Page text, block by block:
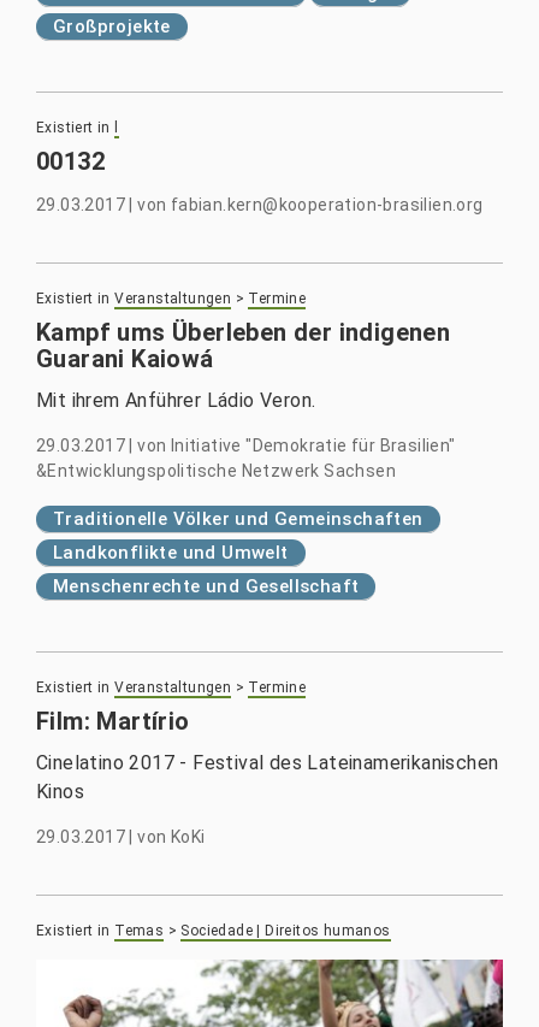
Großprojekte
Existiert in
00132
29.03.2017 |von fabian.kern@kooperation-brasilien.org
Existiert in Veranstaltungen > Termine
Kampf ums Überleben der indigenen
Guarani Kaiowá
Mit ihrem Anführer Ládio Veron.
29.03.2017 |von Initiative "Demokratie für Brasilien"
&Entwicklungspolitische Netzwerk Sachsen
Traditionelle Völker und Gemeinschaften
Landkonflikte und Umwelt
Menschenrechte und Gesellschaft
Existiert in Veranstaltungen > Termine
Film: Martírio
Cinelatino 2017 - Festival des Lateinamerikanischen
Kinos
29.03.2017 |von KoKi
Existiert in Temas > Sociedade | Direitos humanos